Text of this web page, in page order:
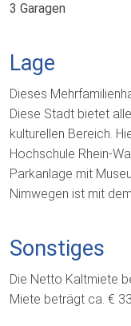
3 Garagen
Lage
Dieses
Diese Stadt bietet
kulturellen Bereich.
Hochschule Rhein-
Parkanlage mit
Nimwegen ist mit
Sonstiges
Die Netto Kaltmiete
Miete beträgt ca. €